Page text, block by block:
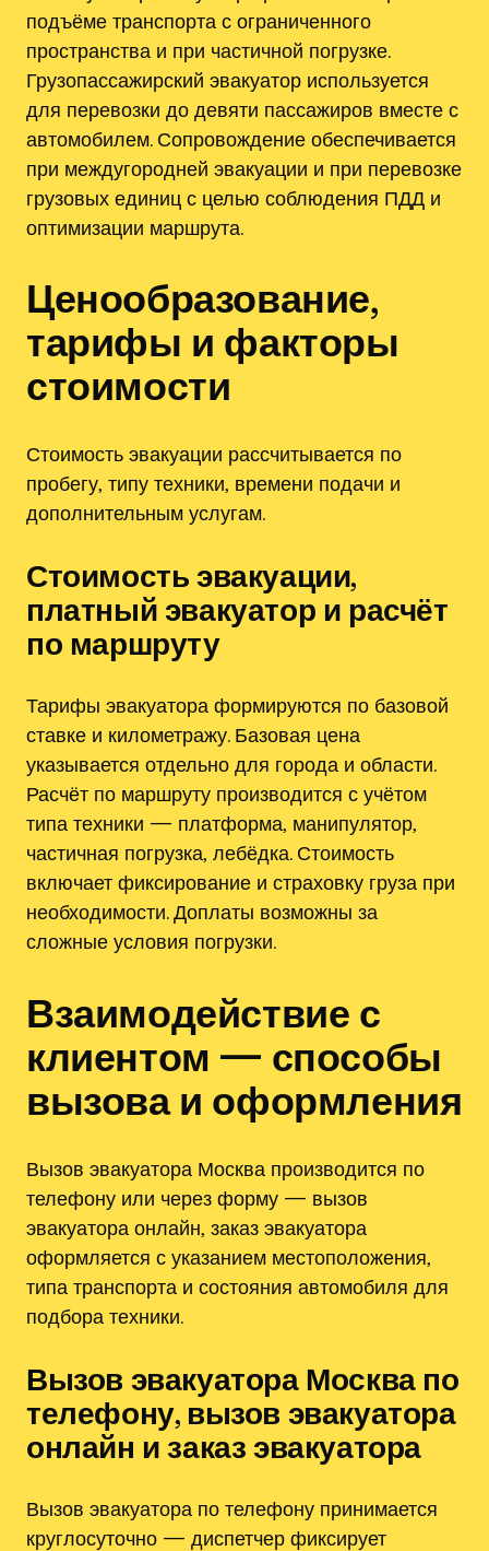
подъёме транспорта с ограниченного
пространства и при частичной погрузке.
Грузопассажирский эвакуатор используется
для перевозки до девяти пассажиров вместе с
автомобилем. Сопровождение обеспечивается
при междугородней эвакуации и при перевозке
грузовых единиц с целью соблюдения ПДД и
оптимизации маршрута.
Ценообразование,
тарифы и факторы
стоимости
Стоимость эвакуации рассчитывается по
пробегу‚ типу техники‚ времени подачи и
дополнительным услугам.
Стоимость эвакуации‚
платный эвакуатор и расчёт
по маршруту
Тарифы эвакуатора формируются по базовой
ставке и километражу. Базовая цена
указывается отдельно для города и области.
Расчёт по маршруту производится с учётом
типа техники — платформа‚ манипулятор‚
частичная погрузка‚ лебёдка. Стоимость
включает фиксирование и страховку груза при
необходимости. Доплаты возможны за
сложные условия погрузки.
Взаимодействие с
клиентом — способы
вызова и оформления
Вызов эвакуатора Москва производится по
телефону или через форму — вызов
эвакуатора онлайн‚ заказ эвакуатора
оформляется с указанием местоположения‚
типа транспорта и состояния автомобиля для
подбора техники.
Вызов эвакуатора Москва по
телефону‚ вызов эвакуатора
онлайн и заказ эвакуатора
Вызов эвакуатора по телефону принимается
круглосуточно — диспетчер фиксирует